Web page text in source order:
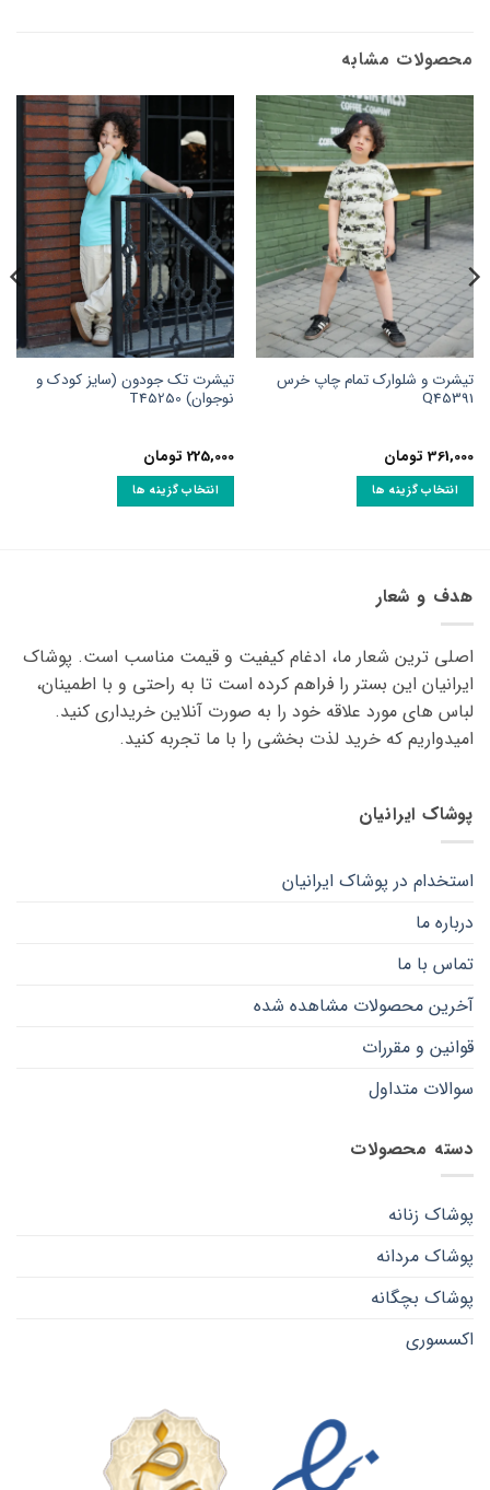
محصولات مشابه
تیشرت و شلوارک تمام چاپ خرس
Q45391
361,000 تومان
انتخاب گزینه ها
انواع
مختلفی
می
باشد.
گزینه
ها
ممکن
است
محصول
انتخاب
تیشرت تک جودون (سایز کودک و
نوجوان) T45250
225,000 تومان
انتخاب گزینه ها
باشد.
گزینه
ممکن
است
هدف و شعار
اصلی ترین شعار ما، ادغام کیفیت و قیمت مناسب است. پوشاک
ایرانیان این بستر را فراهم کرده است تا به راحتی و با اطمینان،
لباس های مورد علاقه ‌خود را به صورت آنلاین خریداری کنید.
امیدواریم که خرید لذت ‌بخشی را با ما تجربه کنید.
پوشاک ایرانیان
استخدام در پوشاک ایرانیان
درباره ما
تماس با ما
آخرین محصولات مشاهده شده
قوانین و مقررات
سوالات متداول
دسته محصولات
پوشاک زنانه
پوشاک مردانه
پوشاک بچگانه
اکسسوری